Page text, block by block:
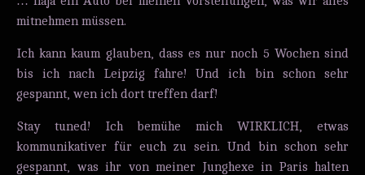
mitnehmen müssen.
Ich kann kaum glauben, dass es nur noch 5 Wochen sind
bis ich nach Leipzig fahre! Und ich bin schon sehr
gespannt, wen ich dort treffen darf!
Stay tuned! Ich bemühe mich WIRKLICH, etwas
kommunikativer für euch zu sein. Und bin schon sehr
gespannt, was ihr von meiner Junghexe in Paris halten